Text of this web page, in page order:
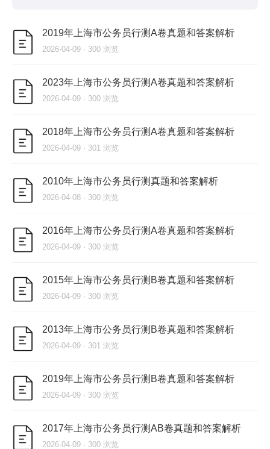
2019年上海市公务员行测A卷真题和答案解析
2026-04-09 · 300 浏览
2023年上海市公务员行测A卷真题和答案解析
2026-04-09 · 300 浏览
2018年上海市公务员行测A卷真题和答案解析
2026-04-09 · 301 浏览
2010年上海市公务员行测真题和答案解析
2026-04-08 · 300 浏览
2016年上海市公务员行测A卷真题和答案解析
2026-04-09 · 300 浏览
2015年上海市公务员行测B卷真题和答案解析
2026-04-09 · 300 浏览
2013年上海市公务员行测B卷真题和答案解析
2026-04-09 · 301 浏览
2019年上海市公务员行测B卷真题和答案解析
2026-04-09 · 300 浏览
2017年上海市公务员行测AB卷真题和答案解析
2026-04-09 · 300 浏览